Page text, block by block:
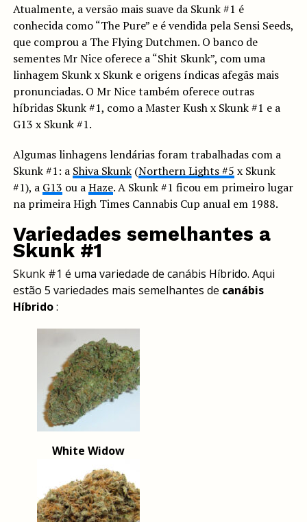
Atualmente, a versão mais suave da Skunk #1 é
conhecida como “The Pure” e é vendida pela Sensi Seeds,
que comprou a The Flying Dutchmen. O banco de
sementes Mr Nice oferece a “Shit Skunk”, com uma
linhagem Skunk x Skunk e origens índicas afegãs mais
pronunciadas. O Mr Nice também oferece outras
híbridas Skunk #1, como a Master Kush x Skunk #1 e a
G13 x Skunk #1.
Algumas linhagens lendárias foram trabalhadas com a
Skunk #1: a Shiva Skunk(Northern Lights #5 x Skunk
#1), a G13 ou aHaze. A Skunk #1 ficou em primeiro lugar
na primeira High Times Cannabis Cup anual em 1988.
Variedades semelhantes a
Skunk #1
Skunk #1 é uma variedade de canábis Híbrido. Aqui
estão 5 variedades mais semelhantes de canábis
Híbrido:
White Widow